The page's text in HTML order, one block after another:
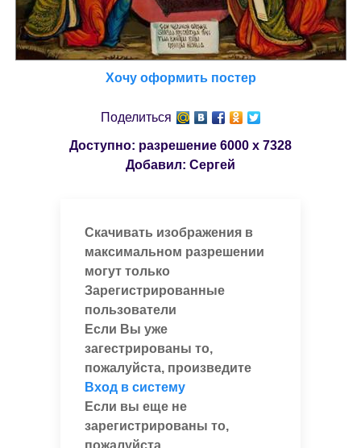
Хочу оформить постер
Поделиться
Доступно: разрешение 6000 x 7328
Добавил: Сергей
Скачивать изображения в
максимальном разрешении
могут только
Зарегистрированные
пользователи
Если Вы уже
загестрированы то,
пожалуйста, произведите
Вход в систему
Если вы еще не
зарегистрированы то,
пожалуйста,